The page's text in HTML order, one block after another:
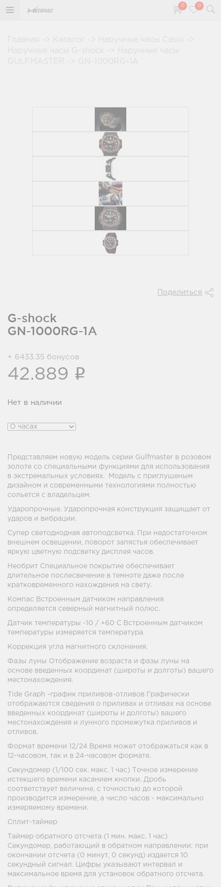
0 0
Поделиться
G-shock
GN-1000RG-1A
+ 6433.35 бонусов
42.889 i
Нет в наличии
Представляем новую модель серии Gulfmaster в розовом
золоте со специальными функциями для использования
в экстремальных условиях. Модель с приглушеным
дизайном и современными технологиями полностью
сольется с владельцем.
Ударопрочные. Ударопрочная конструкция защищает от
ударов и вибрации.
Супер светодиодная автоподсветка. При недостаточном
внешнем освещении, поворот запястья обеспечивает
яркую цветную подсветку дисплея часов.
Необрит Специальное покрытие обеспечивает
длительное послесвечение в темноте даже после
кратковременного нахождения на свету.
Компас Встроенным датчиком направления
определяется северный магнитный полюс.
Датчик температуры -10 / +60 С Встроенным датчиком
температуры измеряется температура.
Коррекция угла магнитного склонения.
Фазы луны Отображение возраста и фазы луны на
основе введенных координат (широты и долготы) вашего
местонахождения.
Tide Graph -график приливов-отливов Графически
отображаются сведения о приливах и отливах на основе
введенных координат (широты и долготы) вашего
местонахождения и лунного промежутка приливов и
отливов.
Формат времени 12/24 Время может отображаться как в
12-часовом, так и в 24-часовом формате.
Секундомер (1/100 сек. макс. 1 час) Точное измерение
истекшего времени касанием кнопки. Дробь
соответствует величине, с точностью до которой
производится измерение, а число часов - максимально
измеряемому времени.
Сплит-таймер
Таймер обратного отсчета (1 мин. макс. 1 час)
Секундомер, работающий в обратном направлении: при
окончании отсчета (0 минут, 0 секунд) издается 10
секундный сигнал. Цифры указывают интервал и
максимальное время для установок обратного отсчета.